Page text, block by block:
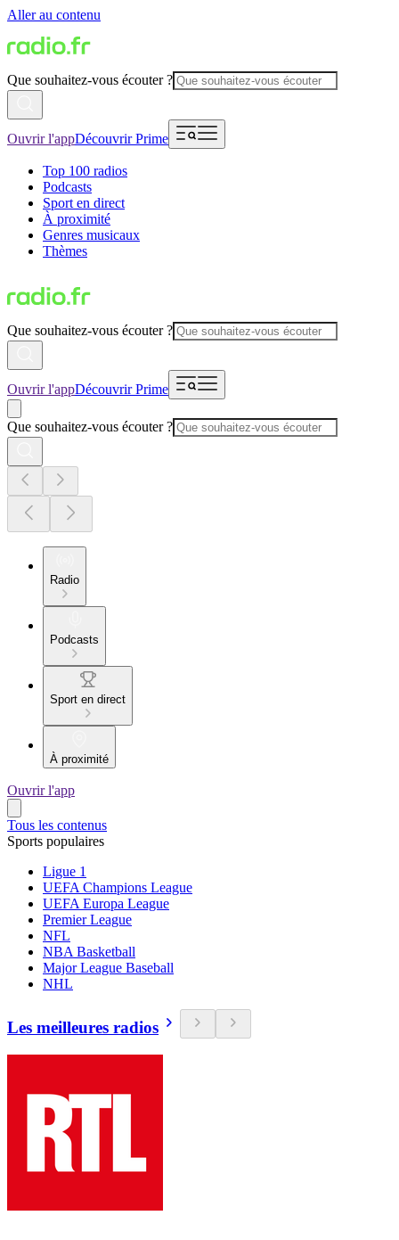
Aller au contenu
Que souhaitez-vous écouter ?
Ouvrir l'appDécouvrir Prime
Top 100 radios
Podcasts
Sport en direct
À proximité
Genres musicaux
Thèmes
Que souhaitez-vous écouter ?
Ouvrir l'appDécouvrir Prime
Que souhaitez-vous écouter ?
Radio
Podcasts
Sport en direct
À proximité
Ouvrir l'app
Tous les contenus
Sports populaires
Ligue 1
UEFA Champions League
UEFA Europa League
Premier League
NFL
NBA Basketball
Major League Baseball
NHL
Les meilleures radios